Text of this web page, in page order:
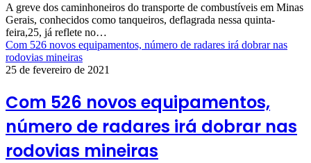
A greve dos caminhoneiros do transporte de combustíveis em Minas
Gerais, conhecidos como tanqueiros, deflagrada nessa quinta-
feira,25, já reflete no…
Com 526 novos equipamentos, número de radares irá dobrar nas
rodovias mineiras
25 de fevereiro de 2021
Com 526 novos equipamentos,
número de radares irá dobrar nas
rodovias mineiras